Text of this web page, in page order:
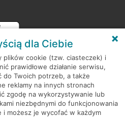
dla Ciebie
plików cookie (tzw. ciasteczek) i
prawidłowe działanie serwisu,
Twoich potrzeb, a także
reklamy na innych stronach
zgodę na wykorzystywanie lub
niezbędnymi do funkcjonowania
możesz je wycofać w każdym